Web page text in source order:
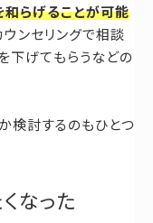
和らげることが可能
ンセリングで相談
下げてもらうなどの
検討するのもひとつ
なった